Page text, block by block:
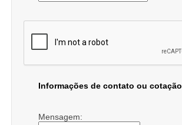
Informações de contato ou cotação
Mensagem: